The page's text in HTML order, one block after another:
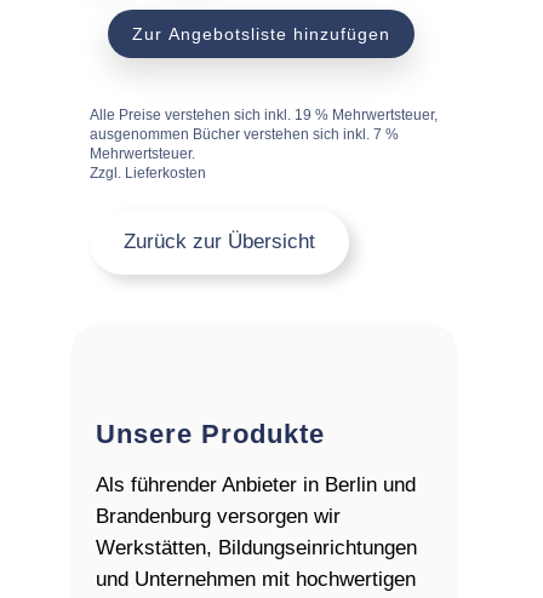
einseitigZur Angebotsliste hinzufügen
Alle Preise verstehen sich inkl. 19 % Mehrwertsteuer,
ausgenommen Bücher verstehen sich inkl. 7 %
Mehrwertsteuer.
Zzgl. Lieferkosten
Zurück zur Übersicht
Unsere Produkte
Als führender Anbieter in Berlin und
Brandenburg versorgen wir
Werkstätten, Bildungseinrichtungen
und Unternehmen mit hochwertigen